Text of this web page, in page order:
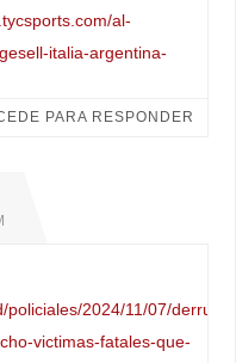
al-
italia-argentina-
PARA RESPONDER
policiales/2024/11/07/
victimas-fatales-que-